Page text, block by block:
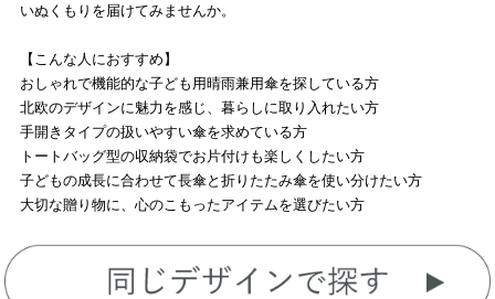
いぬくもりを届けてみませんか。
【こんな人におすすめ】
おしゃれで機能的な子ども用晴雨兼用傘を探している方
北欧のデザインに魅力を感じ、暮らしに取り入れたい方
手開きタイプの扱いやすい傘を求めている方
トートバッグ型の収納袋でお片付けも楽しくしたい方
子どもの成長に合わせて長傘と折りたたみ傘を使い分けたい方
大切な贈り物に、心のこもったアイテムを選びたい方